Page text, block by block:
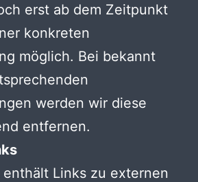
erst ab dem Zeitpunkt
konkreten
möglich. Bei bekannt
werden wir diese
entfernen.
Links zu externen